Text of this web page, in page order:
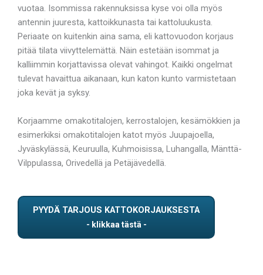
vuotaa. Isommissa rakennuksissa kyse voi olla myös
antennin juuresta, kattoikkunasta tai kattoluukusta.
Periaate on kuitenkin aina sama, eli kattovuodon korjaus
pitää tilata viivyttelemättä. Näin estetään isommat ja
kalliimmin korjattavissa olevat vahingot. Kaikki ongelmat
tulevat havaittua aikanaan, kun katon kunto varmistetaan
joka kevät ja syksy.
Korjaamme omakotitalojen, kerrostalojen, kesämökkien ja
esimerkiksi omakotitalojen katot myös Juupajoella,
Jyväskylässä, Keuruulla, Kuhmoisissa, Luhangalla, Mänttä-
Vilppulassa, Orivedellä ja Petäjävedellä.
PYYDÄ TARJOUS KATTOKORJAUKSESTA